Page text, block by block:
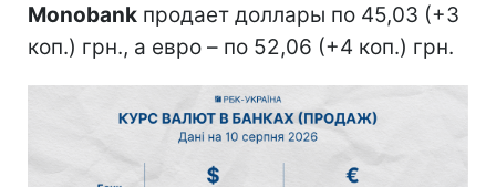
Monobank продает доллары по 45,03 (+3
коп.) грн., а евро – по 52,06 (+4 коп.) грн.